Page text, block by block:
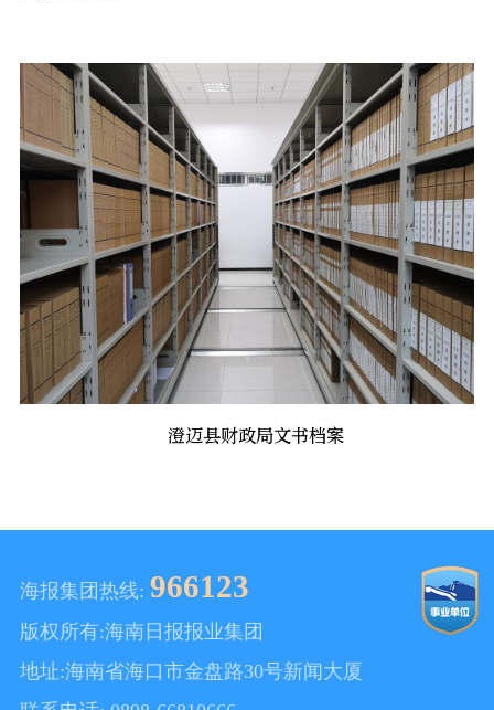
澄迈县财政局文书档案
海报集团热线: 966123
版权所有:海南日报报业集团
地址:海南省海口市金盘路30号新闻大厦